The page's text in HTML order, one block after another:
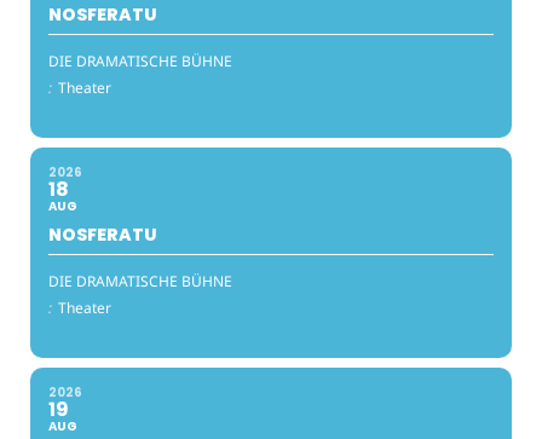
NOSFERATU
DIE DRAMATISCHE BÜHNE
: Theater
2026
18
AUG
NOSFERATU
DIE DRAMATISCHE BÜHNE
: Theater
2026
19
AUG